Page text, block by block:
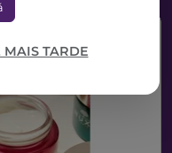
MAIS TARDE